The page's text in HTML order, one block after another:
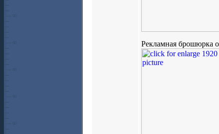
Рекламная брошюрка